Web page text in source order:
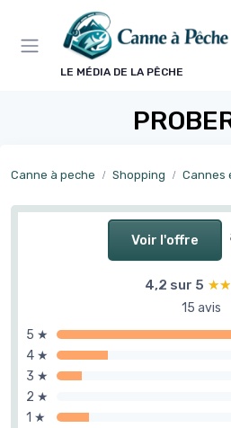
LE MÉDIA DE LA PÊCHE
Canne à peche Shopping Cannes
Voir l'offre
4,2 sur 5
15 avis
5 ★
4 ★
3 ★
2 ★
1 ★
Panneau de gestion des cookies